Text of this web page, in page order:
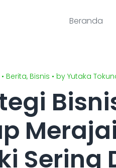
Beranda
Berita, Bisnis • by Yutaka
Sering